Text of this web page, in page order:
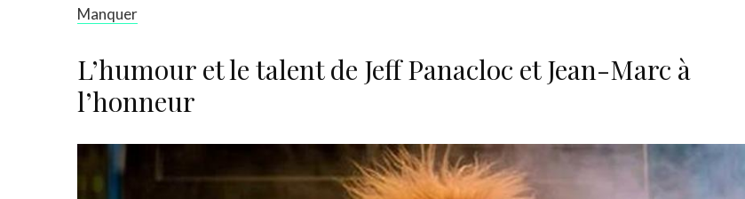
Manquer
L’humour et le talent de Jeff Panacloc et Jean-Marc à
l’honneur